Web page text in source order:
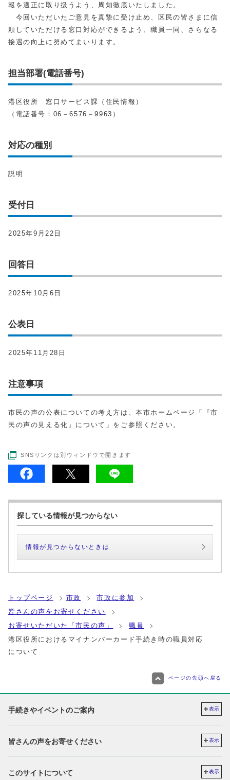
報を適正に取り扱うよう、周知徹底いたしました。
今回いただいたご意見を真摯に受け止め、区民の皆さまに信
頼していただける窓口対応ができるよう、職員一同、さらなる
接遇の向上に努めてまいります。
担当部署(電話番号)
港区役所 窓口サービス課（住民情報）
（電話番号：06－6576－9963）
対応の種別
説明
受付日
2025年9月22日
回答日
2025年10月6日
公表日
2025年11月28日
注意事項
市民の声の公表についての考え方は、本市ホームページ「『市
民の声の見える化』について」をご参照ください。
SNSリンクは別ウィンドウで開きます
探している情報が見つからない
情報が見つからないときは
トップページ 市政
市政に参加
皆さんの声をお寄せください
お寄せいただいた「市民の声」
職員
港区役所におけるマイナンバーカード手続き時の職員対応
について
ページの先頭へ戻る
手続きやイベントのご案内 表示
皆さんの声をお寄せください 表示
このサイトについて 表示